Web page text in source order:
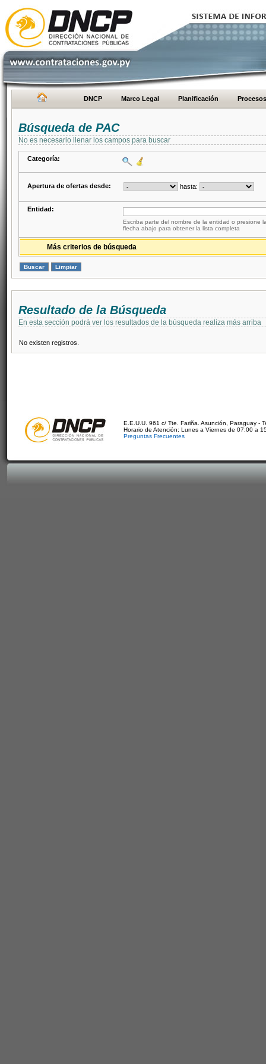
DNCP Marco Legal Planificación Procesos
Búsqueda de PAC
No es necesario llenar los campos para buscar
Categoría:
Apertura de ofertas desde: hasta:
Entidad:
Escriba parte del nombre de la entidad o presione
flecha abajo para obtener la lista completa
Más criterios de búsqueda
Resultado de la Búsqueda
En esta sección podrá ver los resultados de la búsqueda realiza más arriba
No existen registros.
E.E.U.U. 961 c/ Tte. Fariña. Asunción, Paraguay -
Horario de Atención: Lunes a Viernes de 07:00 a
Preguntas Frecuentes